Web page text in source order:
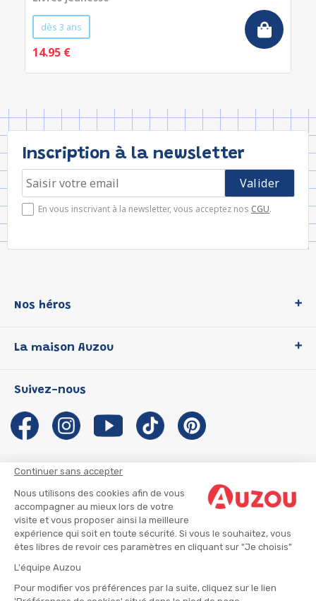
Continuer sans accepter
Nous utilisons des cookies afin de vous
accompagner au mieux lors de votre
visite et vous proposer ainsi la meilleure
expérience qui soit en toute sécurité. Si vous le souhaitez, vous
êtes libres de revoir ces paramètres en cliquant sur "Je choisis"
L'équipe Auzou
Pour modifier vos préférences par la suite, cliquez sur le lien
dès 3 ans
14.95 €
Inscription à la newsletter
En vous inscrivant à la newsletter, vous acceptez nos CGU.
Nos héros
P'tit Loup
Les Influenceuses
Migali
Petite Taupe
La maison Auzou
Notre histoire
Auzou s'engage
Auteurs et illustrateurs Auzou
Suivre mon colis
Infos consommateur
Suivez-nous
CGU
CGV
Mentions légales